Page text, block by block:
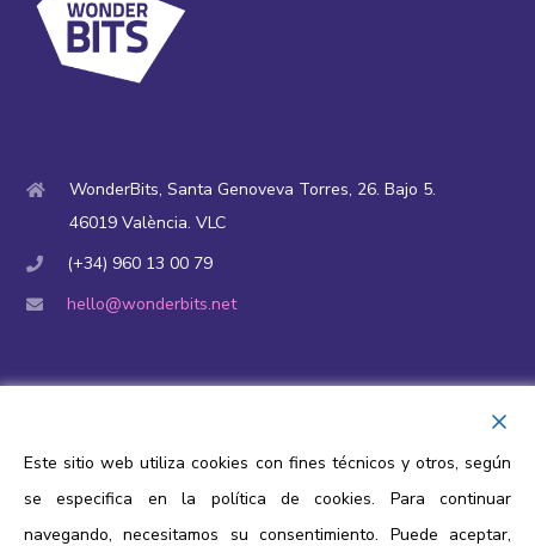
WonderBits, Santa Genoveva Torres, 26. Bajo 5.
46019 València. VLC
(+34) 960 13 00 79
hello@wonderbits.net
Política de privacidad
Política de cookies
Este sitio web utiliza cookies con fines técnicos y otros, según
se especifica en la política de cookies. Para continuar
navegando, necesitamos su consentimiento. Puede aceptar,